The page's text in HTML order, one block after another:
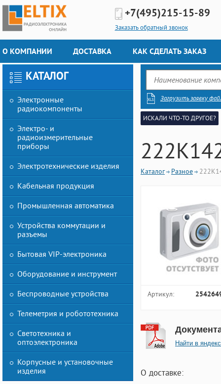
+7(495)215-15-89
Заказать обратный звонок
О КОМПАНИИ ДОСТАВКА КАК СДЕЛАТЬ ЗАКАЗ
КАТАЛОГ
Электронные
радиокомпоненты
Электро- и
радиоизмерительные
приборы
Электротехнические изделия
Кабельная продукция
Промышленная автоматика
Устройства коммутации и
разъемы
Бытовая VIP-электроника
Оборудование и инструмент
Беспроводные устройства
Телеметрия и робототехника
Светотехника и
оптоэлектроника
Корпусные и установочные
изделия
Загрузить заявку
ИСКАЛИ ЧТО-ТО ДРУГОЕ?
Каталог Разное
Артикул:
Найти в яндекс
О доставке: